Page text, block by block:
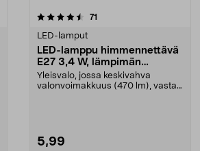
71
LED-lamput
LED-lamppu himmennettävä
E27 3,4 W, lämpimän
valkoinen
Yleisvalo, jossa keskivahva
valonvoimakkuus (470 lm), vastaa
5,99
4.5viidestä